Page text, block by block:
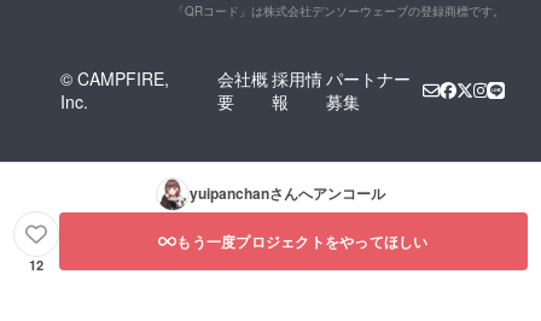
「QRコード」は株式会社デンソーウェーブの登録商標です。
© CAMPFIRE,
Inc.
会社概
要
採用情
報
パートナー
募集
yuipanchanさんへアンコール
12
もう一度プロジェクトをやってほしい